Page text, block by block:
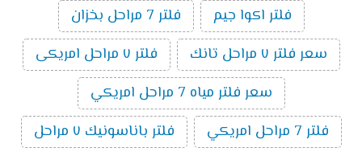
فلتر اكوا جيم
فلتر 7 مراحل بخزان
سعر فلتر ٧ مراحل تانك
فلتر ٧ مراحل امريكى
سعر فلتر مياه 7 مراحل امريكي
فلتر 7 مراحل امريكي
فلتر باناسونيك ٧ مراحل